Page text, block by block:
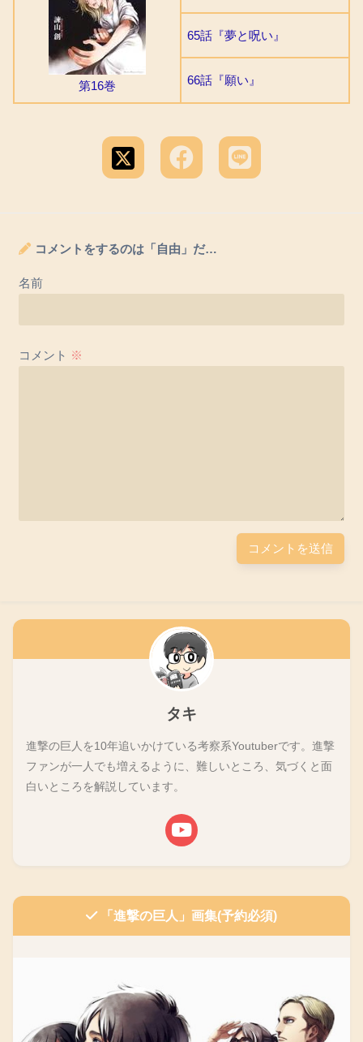
第16巻
65話『夢と呪い』
66話『願い』
コメントをするのは「自由」だ…
名前
コメント ※
タキ
進撃の巨人を10年追いかけている考察系Youtuberです。進撃
ファンが一人でも増えるように、難しいところ、気づくと面
白いところを解説しています。
「進撃の巨人」画集(予約必須)